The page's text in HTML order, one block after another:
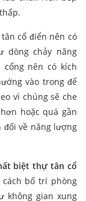
cổ điển nên có
dòng chảy năng
nên có kích
vào trong để
vì chúng sẽ che
hoặc quá gần
đối về năng lượng
biệt thự tân cổ
cách bố trí phòng
không gian xung